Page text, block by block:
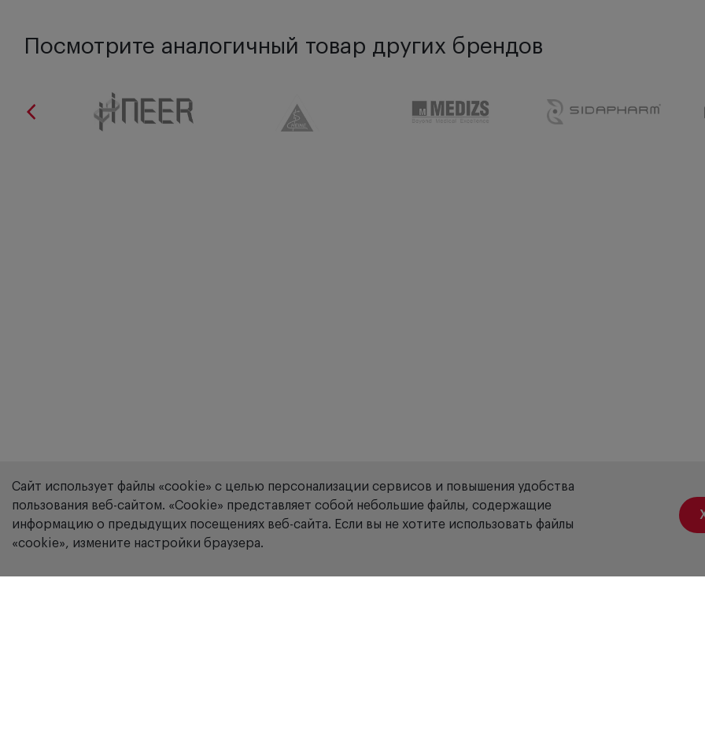
Посмотрите аналогичный товар других брендов
Сайт использует файлы «cookie» с целью персонализации сервисов и повышения удобства
пользования веб-сайтом. «Сookie» представляет собой небольшие файлы, содержащие
информацию о предыдущих посещениях веб-сайта. Если вы не хотите использовать файлы
«cookie», измените настройки браузера.